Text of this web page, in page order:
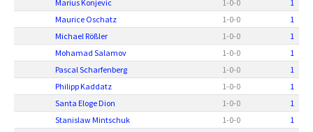
Marius Konjevic
1-0-0
1
Maurice Oschatz
1-0-0
1
Michael Rößler
1-0-0
1
Mohamad Salamov
1-0-0
1
Pascal Scharfenberg
1-0-0
1
Philipp Kaddatz
1-0-0
1
Santa Eloge Dion
1-0-0
1
Stanislaw Mintschuk
1-0-0
1